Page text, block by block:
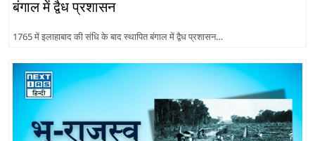
बंगाल में द्वैध प्रशासन
1765 में इलाहाबाद की संधि के बाद स्थापित बंगाल में द्वैध प्रशासन…